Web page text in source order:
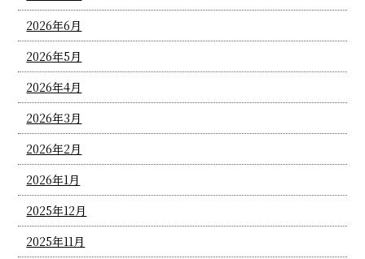
2026年6月
2026年5月
2026年4月
2026年3月
2026年2月
2026年1月
2025年12月
2025年11月